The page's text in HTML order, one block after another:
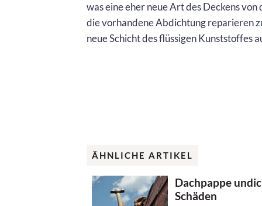
was eine eher neue Art des Deckens
die vorhandene Abdichtung reparieren
neue Schicht des flüssigen Kunststoffes
ÄHNLICHE ARTIKEL
Dachpappe
Schäden